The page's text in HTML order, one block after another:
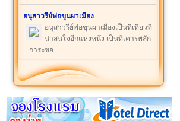
อนุสาวรีย์พ่อขุนผาเมือง
อนุสาวรีย์พ่อขุนผาเมืองเป็นที่เที่ยวที่
น่าสนใจอีกแห่งหนึ่ง เป็นที่เคารพสัก
การะขอ ...